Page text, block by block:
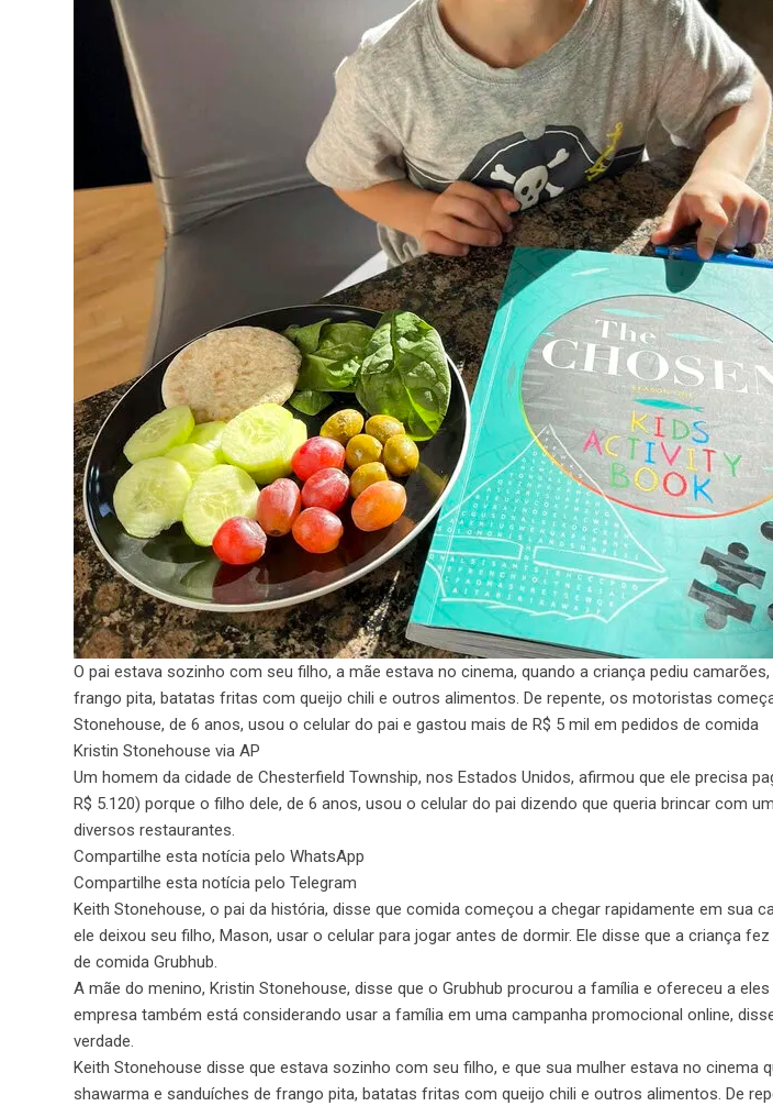
O pai estava sozinho com seu filho, a mãe estava no cinema, quando a criança pediu
frango pita, batatas fritas com queijo chili e outros alimentos. De repente, os motoristas
Stonehouse, de 6 anos, usou o celular do pai e gastou mais de R$ 5 mil em pedidos de comida
Kristin Stonehouse via AP
Um homem da cidade de Chesterfield Township, nos Estados Unidos, afirmou que ele precisa
R$ 5.120) porque o filho dele, de 6 anos, usou o celular do pai dizendo que queria brincar com
diversos restaurantes.
Compartilhe esta notícia pelo WhatsApp
Compartilhe esta notícia pelo Telegram
Keith Stonehouse, o pai da história, disse que comida começou a chegar rapidamente em sua
ele deixou seu filho, Mason, usar o celular para jogar antes de dormir. Ele disse que a criança
de comida Grubhub.
A mãe do menino, Kristin Stonehouse, disse que o Grubhub procurou a família e ofereceu a
empresa também está considerando usar a família em uma campanha promocional online,
verdade.
Keith Stonehouse disse que estava sozinho com seu filho, e que sua mulher estava no cinema
shawarma e sanduíches de frango pita, batatas fritas com queijo chili e outros alimentos. De